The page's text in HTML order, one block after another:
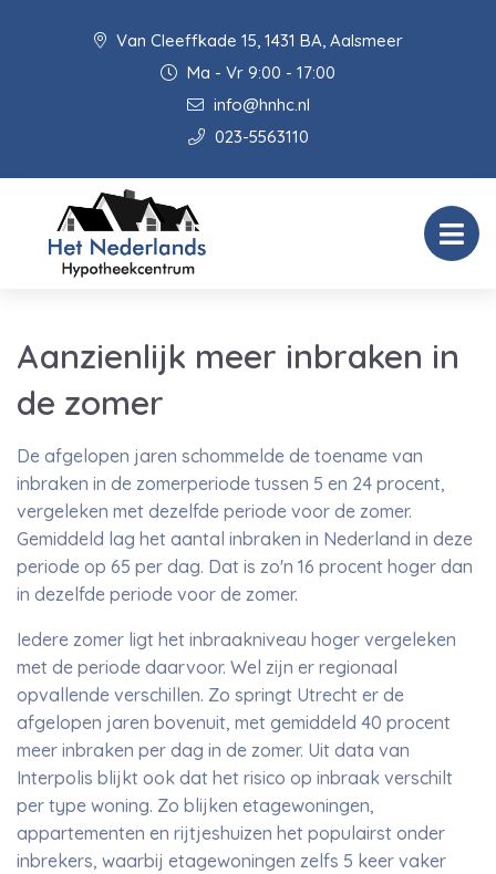
Van Cleeffkade 15, 1431 BA, Aalsmeer
Ma - Vr 9:00 - 17:00
info@hnhc.nl
023-5563110
Aanzienlijk meer inbraken in
de zomer
De afgelopen jaren schommelde de toename van
inbraken in de zomerperiode tussen 5 en 24 procent,
vergeleken met dezelfde periode voor de zomer.
Gemiddeld lag het aantal inbraken in Nederland in deze
periode op 65 per dag. Dat is zo'n 16 procent hoger dan
in dezelfde periode voor de zomer.
Iedere zomer ligt het inbraakniveau hoger vergeleken
met de periode daarvoor. Wel zijn er regionaal
opvallende verschillen. Zo springt Utrecht er de
afgelopen jaren bovenuit, met gemiddeld 40 procent
meer inbraken per dag in de zomer. Uit data van
Interpolis blijkt ook dat het risico op inbraak verschilt
per type woning. Zo blijken etagewoningen,
appartementen en rijtjeshuizen het populairst onder
inbrekers, waarbij etagewoningen zelfs 5 keer vaker